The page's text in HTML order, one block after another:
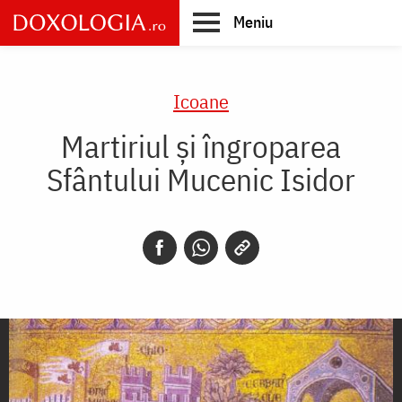
Skip
to
main
Meniu
Icoane
Martiriul și îngroparea
Sfântului Mucenic Isidor